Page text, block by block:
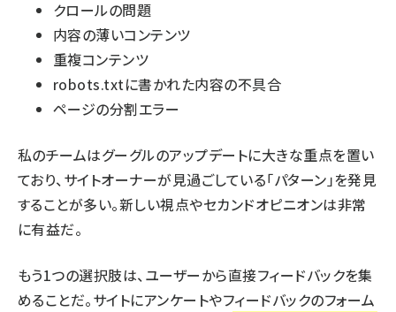
クロールの問題
内容の薄いコンテンツ
重複コンテンツ
robots.txtに書かれた内容の不具合
ページの分割エラー
私のチームはグーグルのアップデートに大きな重点を置い
ており、サイトオーナーが見過ごしている「パターン」を発見
することが多い。新しい視点やセカンドオピニオンは非常
に有益だ。
もう1つの選択肢は、ユーザーから直接フィードバックを集
めることだ。サイトにアンケートやフィードバックのフォーム